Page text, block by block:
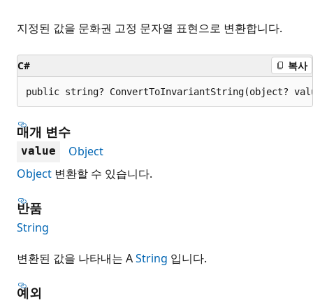
지정된 값을 문화권 고정 문자열 표현으로 변환합니다.
C# 복사
public string? ConvertToInvariantString(object?
매개 변수
value
Object
Object 변환할 수 있습니다.
반품
String
변환된 값을 나타내는 AString 입니다.
예외